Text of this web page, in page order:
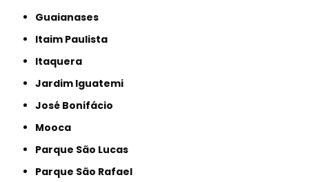
Guaianases
Itaim Paulista
Itaquera
Jardim Iguatemi
José Bonifácio
Mooca
Parque São Lucas
Parque São Rafael